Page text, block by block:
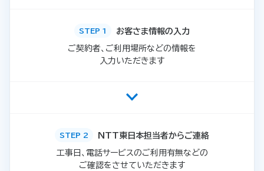
STEP 1 お客さま情報の入力
ご契約者、ご利用場所などの情報を
入力いただきます
STEP 2 NTT東日本担当者からご連絡
工事日、電話サービスのご利用有無などの
ご確認をさせていただきます